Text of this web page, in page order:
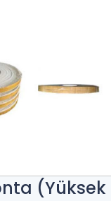
(Yüksek